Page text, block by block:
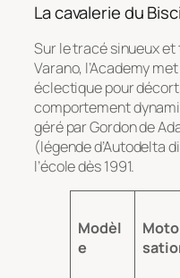
La cavalerie du
Sur le tracé sinueux
Varano, l’Academy
éclectique pour
comportement
géré par Gordon de
(légende d’Autodelta
l’école dès 1991.
Modèl
e